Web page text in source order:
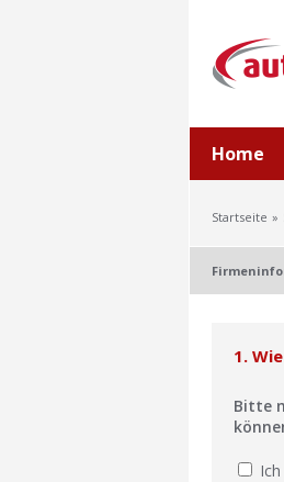
Home
Startseite
1.
Bitte